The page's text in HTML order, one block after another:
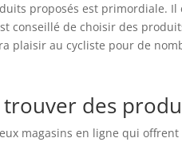
proposés est primordiale.
conseillé de choisir des
plaisir au cycliste pour de
des
magasins en ligne qui